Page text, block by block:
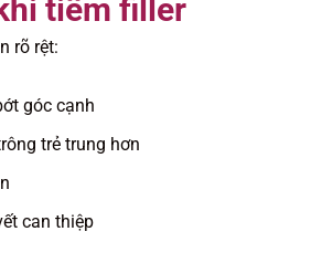
tiêm filler
rõ rệt:
góc cạnh
trẻ trung hơn
can thiệp